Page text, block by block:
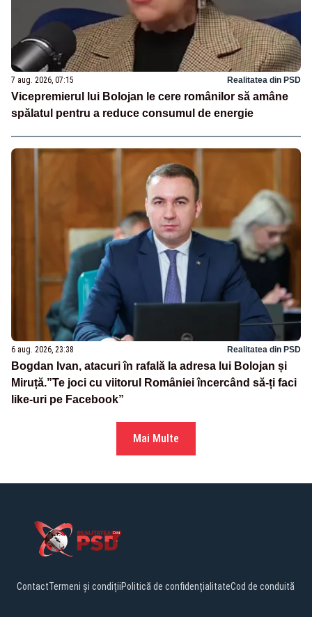
7 aug. 2026, 07:15 Realitatea din PSD
Vicepremierul lui Bolojan le cere românilor să amâne
spălatul pentru a reduce consumul de energie
6 aug. 2026, 23:38 Realitatea din PSD
Bogdan Ivan, atacuri în rafală la adresa lui Bolojan și
Miruță.”Te joci cu viitorul României încercând să-ți faci
like-uri pe Facebook”
Mai Multe
ContactTermeni și condițiiPolitică de confidențialitateCod de conduită